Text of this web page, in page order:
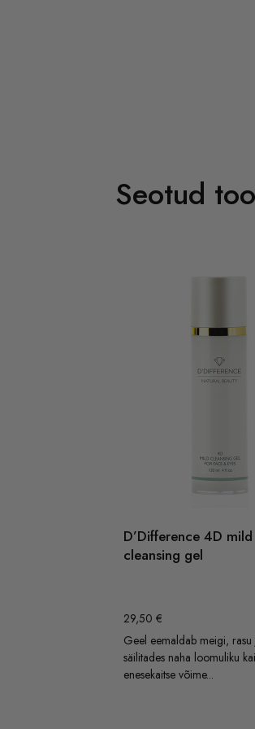
Seotud
D’Difference 4D mild
cleansing gel
29,50 €
Geel eemaldab meigi, rasu
säilitades naha loomuliku
enesekaitse võime...